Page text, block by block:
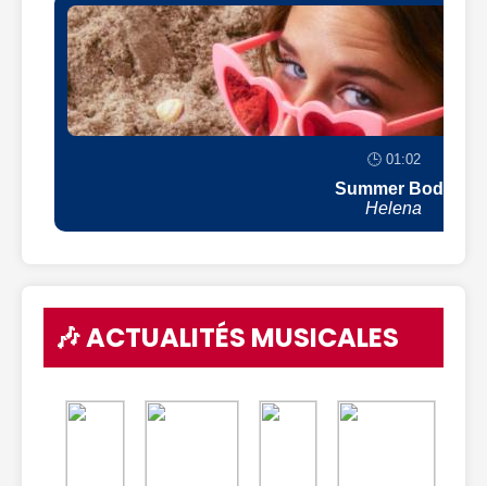
🕒 01:02
Summer Body
Helena
🎶 ACTUALITÉS MUSICALES